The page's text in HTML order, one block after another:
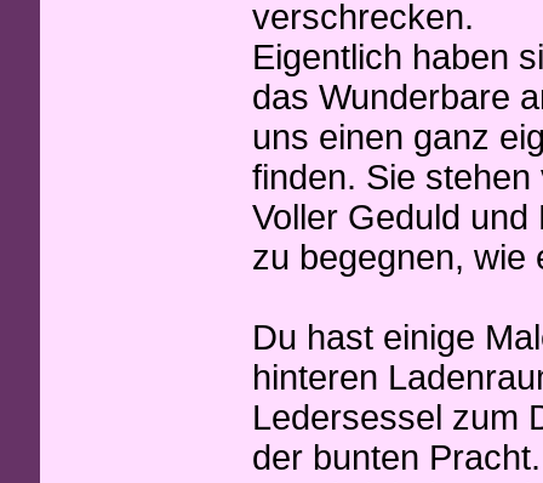
verschrecken.
Eigentlich haben
das Wunderbare
uns einen ganz
finden. Sie
Voller Geduld
zu begegnen, wie
Du hast einige
hinteren
Ledersessel zum
der bunten